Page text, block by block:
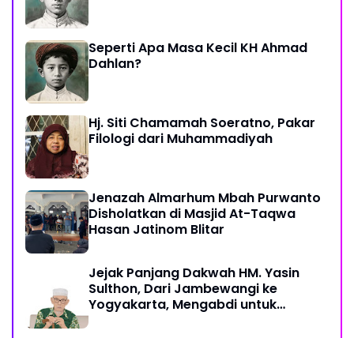
Seperti Apa Masa Kecil KH Ahmad
Dahlan?
Hj. Siti Chamamah Soeratno, Pakar
Filologi dari Muhammadiyah
Jenazah Almarhum Mbah Purwanto
Disholatkan di Masjid At-Taqwa
Hasan Jatinom Blitar
Jejak Panjang Dakwah HM. Yasin
Sulthon, Dari Jambewangi ke
Yogyakarta, Mengabdi untuk